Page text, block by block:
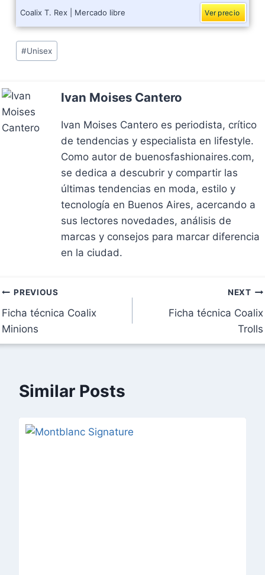
Coalix T. Rex | Mercado libre Ver precio
Post
Tags:
#Unisex
Ivan Moises Cantero
Ivan Moises Cantero es periodista, crítico
de tendencias y especialista en lifestyle.
Como autor de buenosfashionaires.com,
se dedica a descubrir y compartir las
últimas tendencias en moda, estilo y
tecnología en Buenos Aires, acercando a
sus lectores novedades, análisis de
marcas y consejos para marcar diferencia
en la ciudad.
Navegación
de
entradas
PREVIOUS
Ficha técnica Coalix
Minions
NEXT
Ficha técnica Coalix
Trolls
Similar Posts